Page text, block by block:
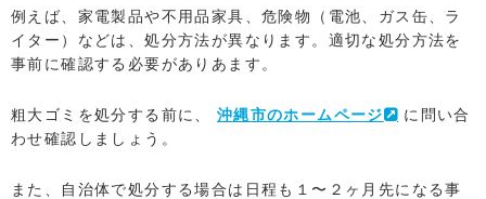
例えば、家電製品や不用品家具、危険物（電池、ガス缶、ラ
イター）などは、処分方法が異なります。適切な処分方法を
事前に確認する必要がありあます。
粗大ゴミを処分する前に、 沖縄市のホームページ
に問い合
わせ確認しましょう。
また、自治体で処分する場合は日程も１〜２ヶ月先になる事